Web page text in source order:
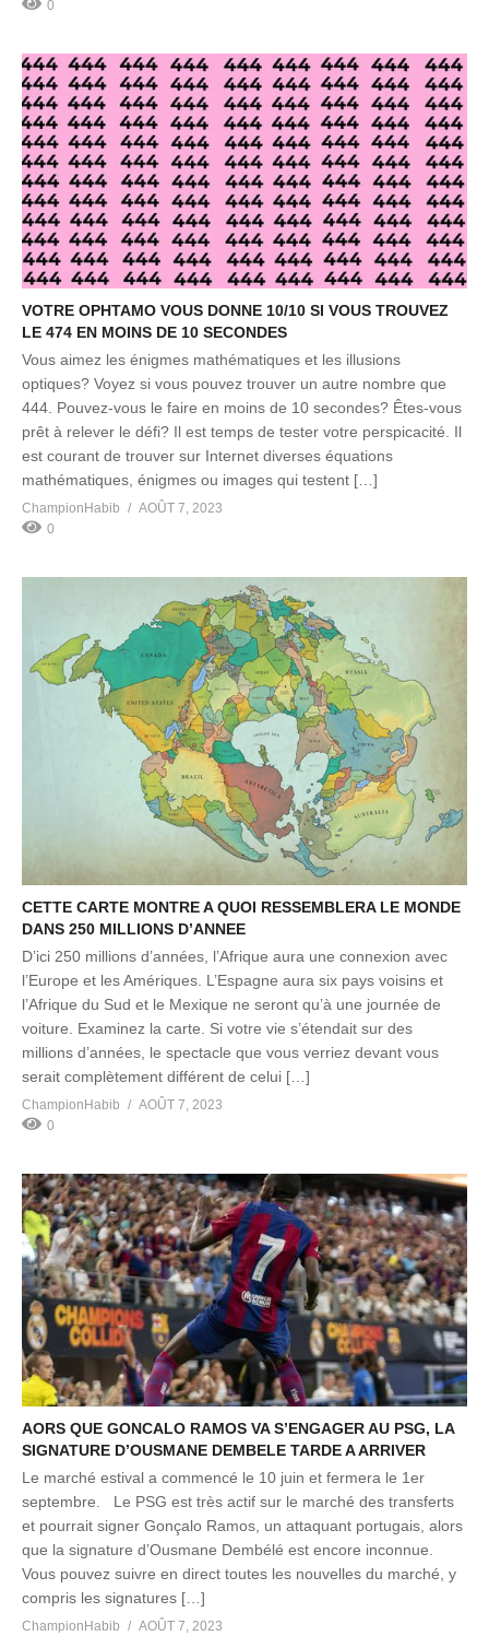
0
VOTRE OPHTAMO VOUS DONNE 10/10 SI VOUS TROUVEZ
LE 474 EN MOINS DE 10 SECONDES
Vous aimez les énigmes mathématiques et les illusions
optiques? Voyez si vous pouvez trouver un autre nombre que
444. Pouvez-vous le faire en moins de 10 secondes? Êtes-vous
prêt à relever le défi? Il est temps de tester votre perspicacité. Il
est courant de trouver sur Internet diverses équations
mathématiques, énigmes ou images qui testent […]
ChampionHabib
AOÛT 7, 2023
0
CETTE CARTE MONTRE A QUOI RESSEMBLERA LE MONDE
DANS 250 MILLIONS D’ANNEE
D’ici 250 millions d’années, l’Afrique aura une connexion avec
l’Europe et les Amériques. L’Espagne aura six pays voisins et
l’Afrique du Sud et le Mexique ne seront qu’à une journée de
voiture. Examinez la carte. Si votre vie s’étendait sur des
millions d’années, le spectacle que vous verriez devant vous
serait complètement différent de celui […]
ChampionHabib
AOÛT 7, 2023
0
AORS QUE GONCALO RAMOS VA S’ENGAGER AU PSG, LA
SIGNATURE D’OUSMANE DEMBELE TARDE A ARRIVER
Le marché estival a commencé le 10 juin et fermera le 1er
septembre. Le PSG est très actif sur le marché des transferts
et pourrait signer Gonçalo Ramos, un attaquant portugais, alors
que la signature d’Ousmane Dembélé est encore inconnue.
Vous pouvez suivre en direct toutes les nouvelles du marché, y
compris les signatures […]
ChampionHabib
AOÛT 7, 2023